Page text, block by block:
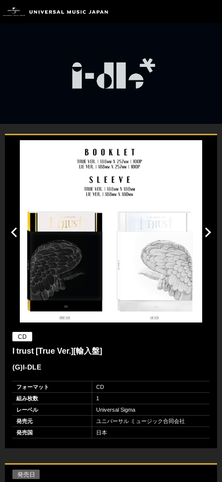
CD
I trust [True Ver.][輸入盤]
(G)I-DLE
フォーマット
CD
組み枚数
1
レーベル
Universal Sigma
発売元
ユニバーサル ミュージック合同会社
発売国
日本
発売日